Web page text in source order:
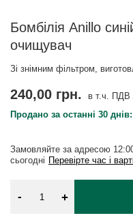
Бомбілія Anillo
очищувач
Зі знімним фільтром,
Замовляйте за адресою
сьогодні Перевірте час і
240,00 грн. в т.ч. ПДВ
Продано за останні 30
- +